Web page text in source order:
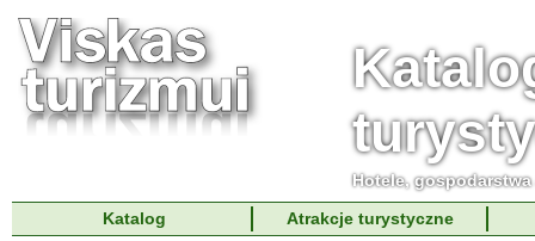
Hotele,
Katalog
Atrakcje turystyczne